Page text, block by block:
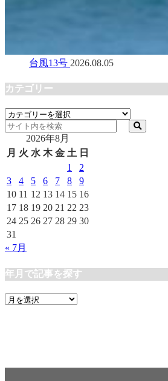
台風13号 2026.08.05
カテゴリー
カ
テ
リ
2026年8月
月 火 水 木 金 土 日
1
2
3
4 5 6 7 8
9
10 11 12 13 14 15 16
17 18 19 20 21 22 23
24 25 26 27 28 29 30
31
« 7月
年月で記事を探す
年